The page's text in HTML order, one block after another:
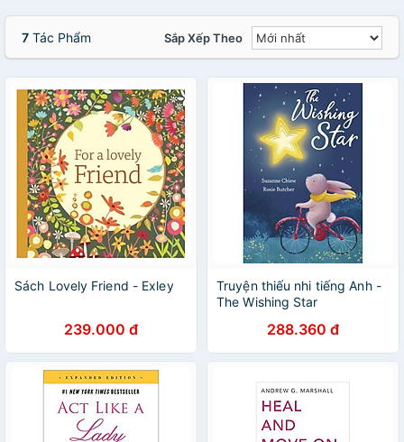
7 Tác Phẩm Sắp Xếp Theo
Sách Lovely Friend - Exley
239.000 đ
Truyện thiếu nhi tiếng Anh -
The Wishing Star
288.360 đ